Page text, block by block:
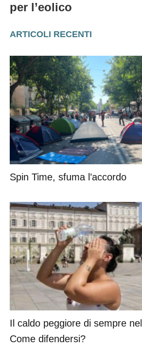
per l’eolico
ARTICOLI RECENTI
Spin Time, sfuma l’accordo
Il caldo peggiore di sempre
Come difendersi?